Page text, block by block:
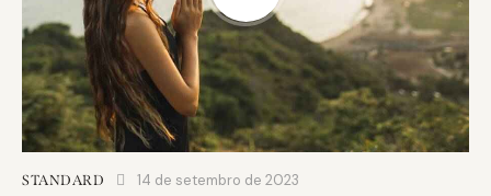
STANDARD 14 de setembro de 2023